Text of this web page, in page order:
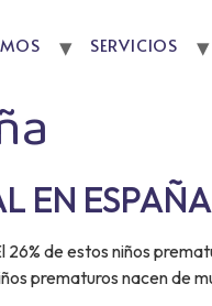
SERVICIOS
EN ESPAÑA
de estos niños
prematuros nacen de